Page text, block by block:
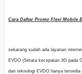
Cara Daftar Promo Flexi Mobile
sekarang sudah ada layanan
EVDO (Setara kecepatan 3G pada
dari teknologi EVDO hanya